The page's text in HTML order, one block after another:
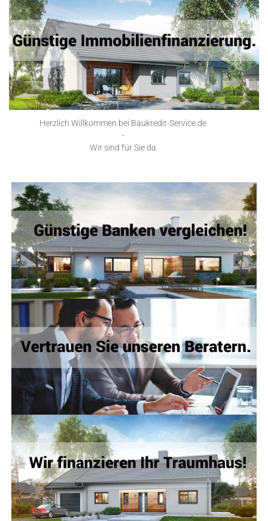
Herzlich Willkommen bei Baukredit-Service.de
-
Wir sind für Sie da